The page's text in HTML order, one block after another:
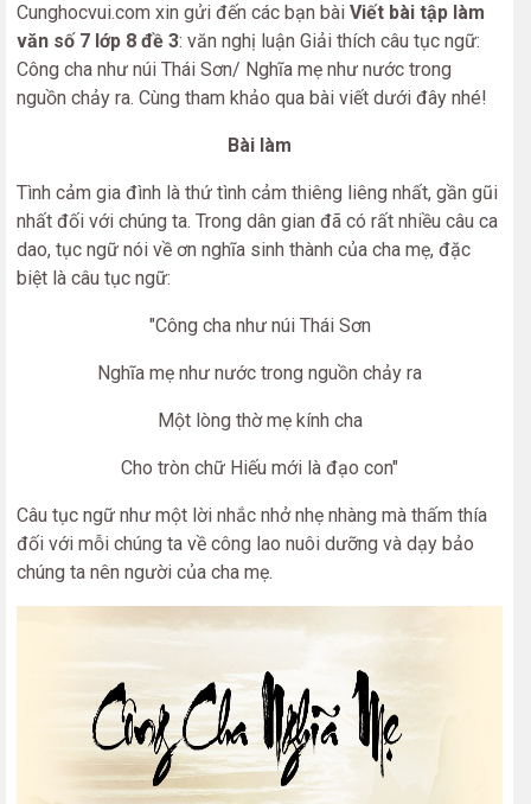
Cunghocvui.com xin gửi đến các bạn bài Viết bài tập làm
văn số 7 lớp 8 đề 3: văn nghị luận Giải thích câu tục ngữ:
Công cha như núi Thái Sơn/ Nghĩa mẹ như nước trong
nguồn chảy ra. Cùng tham khảo qua bài viết dưới đây nhé!
Bài làm
Tình cảm gia đình là thứ tình cảm thiêng liêng nhất, gần gũi
nhất đối với chúng ta. Trong dân gian đã có rất nhiều câu ca
dao, tục ngữ nói về ơn nghĩa sinh thành của cha mẹ, đặc
biệt là câu tục ngữ:
"Công cha như núi Thái Sơn
Nghĩa mẹ như nước trong nguồn chảy ra
Một lòng thờ mẹ kính cha
Cho tròn chữ Hiếu mới là đạo con"
Câu tục ngữ như một lời nhắc nhở nhẹ nhàng mà thấm thía
đối với mỗi chúng ta về công lao nuôi dưỡng và dạy bảo
chúng ta nên người của cha mẹ.